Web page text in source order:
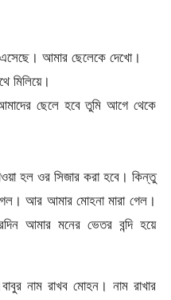
আমার ছেলেকে দেখো।
মিলিয়ে।
ছেলে হবে তুমি আগে থেকে
হল ওর সিজার করা হবে। কিন্তু
আর আমার মোহনা মারা গেল।
আমার মনের ভেতর বন্দি হয়ে
নাম রাখব মোহন। নাম রাখার